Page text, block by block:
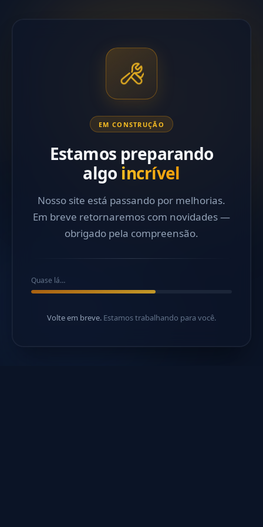
EM CONSTRUÇÃO
Estamos preparando
algo incrível
Nosso site está passando por melhorias.
Em breve retornaremos com novidades —
obrigado pela compreensão.
Quase lá…
Volte em breve. Estamos trabalhando para você.